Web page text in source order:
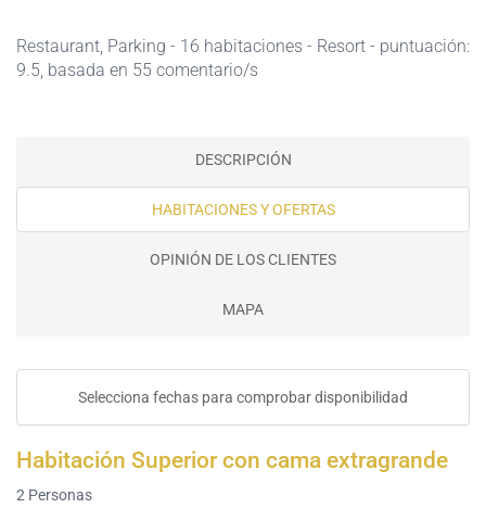
Restaurant, Parking - 16 habitaciones - Resort - puntuación:
9.5, basada en 55 comentario/s
DESCRIPCIÓN
HABITACIONES Y OFERTAS
OPINIÓN DE LOS CLIENTES
MAPA
Selecciona fechas para comprobar disponibilidad
Habitación Superior con cama extragrande
2 Personas